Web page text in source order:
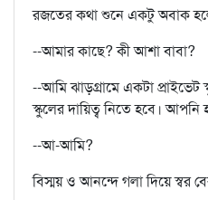
রজতের কথা শুনে একটু অবাক
--আমার কাছে? কী আশা বাবা?
--আমি ঝাড়গ্রামে একটা
স্কুলের দায়িত্ব নিতে হবে। আপনি
--আ-আমি?
বিস্ময় ও আনন্দে গলা দিয়ে স্বর